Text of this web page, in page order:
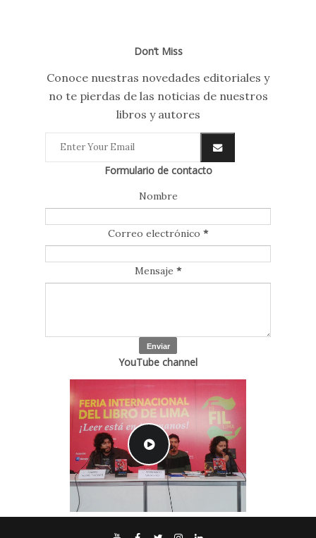
Don’t Miss
Conoce nuestras novedades editoriales y
no te pierdas de las noticias de nuestros
libros y autores
Formulario de contacto
Nombre
Correo electrónico *
Mensaje *
YouTube channel